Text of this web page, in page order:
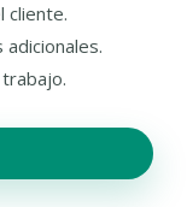
cliente.